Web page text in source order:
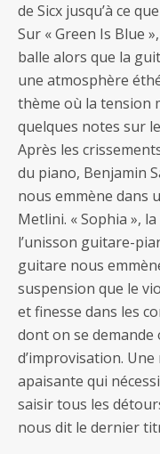
de Sicx jusqu’à ce
Sur « Green Is Blue
balle alors que la
une atmosphère
thème où la tension
quelques notes sur
Après les
du piano, Benjamin
nous emmène dans
Metlini. « Sophia »,
l’unisson guitare-
guitare nous
suspension que le
et finesse dans les
dont on se demande
d’improvisation.
apaisante qui
saisir tous les
nous dit le dernier